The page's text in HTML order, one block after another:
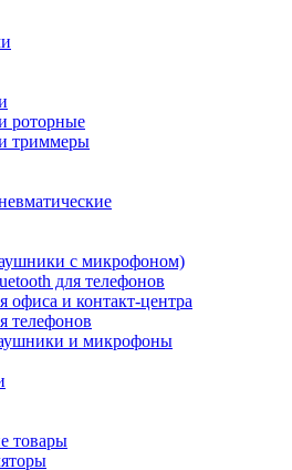
роторные
триммеры
с микрофоном)
для телефонов
офиса и контакт-центра
телефонов
и микрофоны
товары